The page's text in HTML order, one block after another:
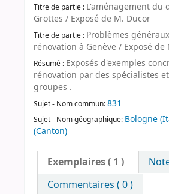
Titre de partie : L'aménagement du
Grottes / Exposé de M. Ducor
Titre de partie : Problèmes
rénovation à Genève / Exposé
Résumé : Exposés d'exemples
rénovation par des spécialistes
groupes .
Sujet - Nom commun:831
Sujet - Nom géographique: Bologne
(Canton)
Exemplaires( 1 )
Commentaires ( 0 )